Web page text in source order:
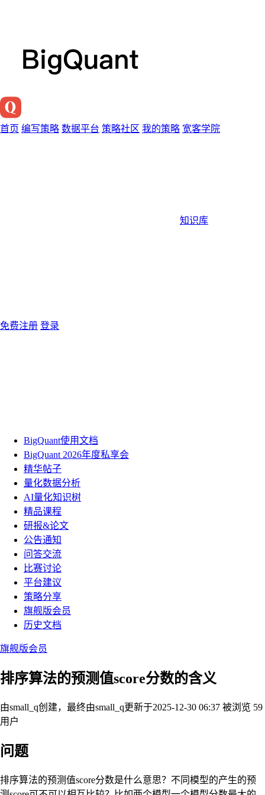
首页 编写策略 数据平台 策略社区 我的策略 宽客学院
知识库
免费注册 登录
BigQuant使用文档
BigQuant 2026年度私享会
精华帖子
量化数据分析
AI量化知识树
精品课程
研报&论文
公告通知
问答交流
比赛讨论
平台建议
策略分享
旗舰版会员
历史文档
旗舰版会员
排序算法的预测值score分数的含义
由small_q创建，最终由small_q更新于2025-12-30 06:37 被浏览 59
用户
问题
排序算法的预测值score分数是什么意思？不同模型的产生的预